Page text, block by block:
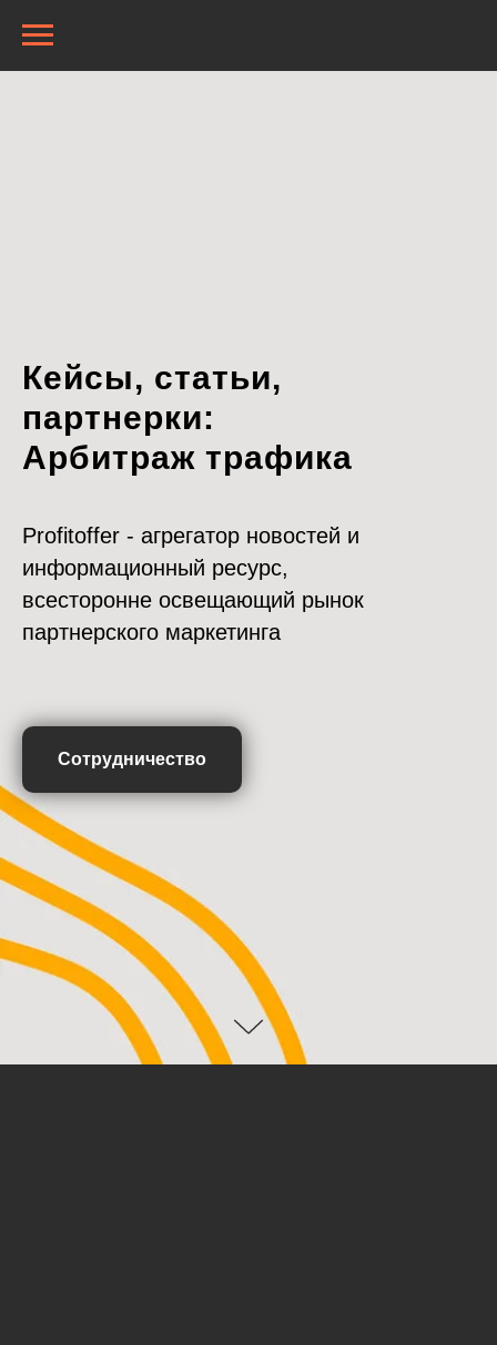
Кейсы, статьи,
партнерки:
Арбитраж трафика
Profitoffer - агрегатор новостей и
информационный ресурс,
всесторонне освещающий рынок
партнерского маркетинга
Сотрудничество